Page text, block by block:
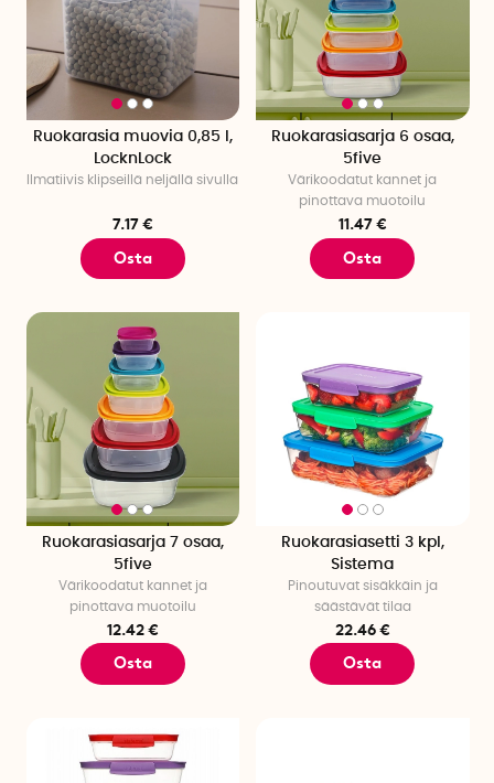
Ruokarasia muovia 0,85 l,
LocknLock
Ilmatiivis klipseillä neljällä sivulla
7.17 €
Osta
Ruokarasiasarja 6 osaa,
5five
Värikoodatut kannet ja
pinottava muotoilu
11.47 €
Osta
Ruokarasiasarja 7 osaa,
5five
Värikoodatut kannet ja
pinottava muotoilu
12.42 €
Osta
Ruokarasiasetti 3 kpl,
Sistema
Pinoutuvat sisäkkäin ja
säästävät tilaa
22.46 €
Osta